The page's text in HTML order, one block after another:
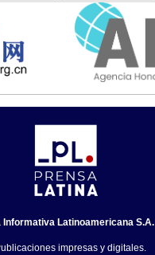
Latinoamericana S.A.
impresas y digitales.